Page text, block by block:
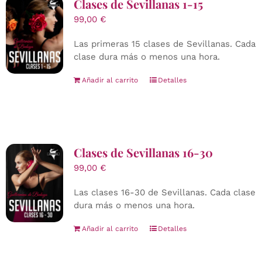
Clases de Sevillanas 1-15
99,00 €
Las primeras 15 clases de Sevillanas. Cada
clase dura más o menos una hora.
Añadir al carrito Detalles
Clases de Sevillanas 16-30
99,00 €
Las clases 16-30 de Sevillanas. Cada clase
dura más o menos una hora.
Añadir al carrito Detalles